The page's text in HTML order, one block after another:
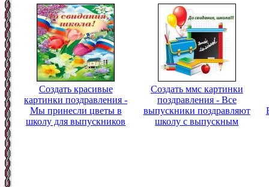
Создать красивые
картинки поздравления -
Мы принесли цветы в
школу для выпускников
Создать ммс картинки
поздравления - Все
выпускники поздравляют
школу с выпускным